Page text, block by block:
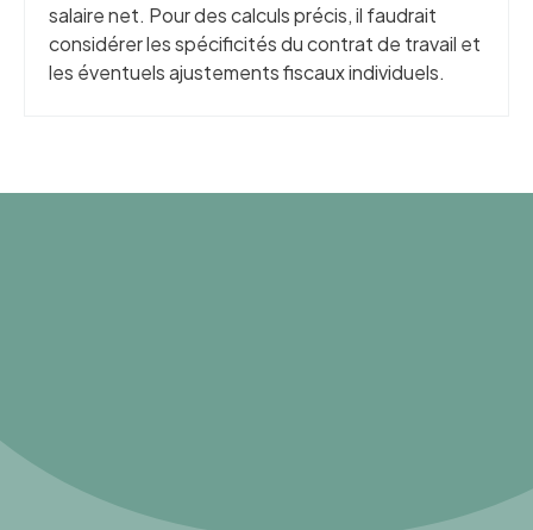
salaire net. Pour des calculs précis, il faudrait
considérer les spécificités du contrat de travail et
les éventuels ajustements fiscaux individuels.